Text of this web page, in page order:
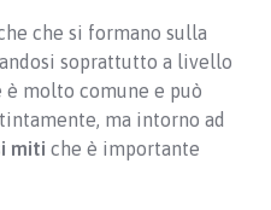
che si formano sulla
soprattutto a livello
è molto comune e può
ma intorno ad
miti che è importante